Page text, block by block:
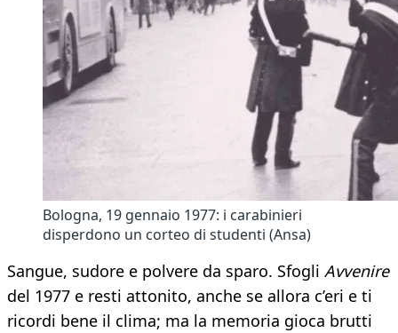
Bologna, 19 gennaio 1977: i carabinieri
disperdono un corteo di studenti (Ansa)
Sangue, sudore e polvere da sparo. Sfogli Avvenire
del 1977 e resti attonito, anche se allora c’eri e ti
ricordi bene il clima; ma la memoria gioca brutti